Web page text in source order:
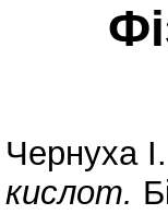
Чернуха
кислот.